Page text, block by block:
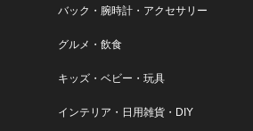
バック・腕時計・アクセサリー
グルメ・飲食
キッズ・ベビー・玩具
インテリア・日用雑貨・DIY